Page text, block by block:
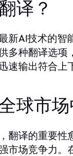
译？
新AI技术的智
多种翻译选
速输出符合上
球市
翻译的重要
市场竞争力